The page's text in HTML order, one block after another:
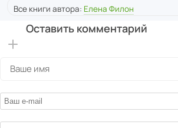
Все книги автора: Елена Филон
Оставить комментарий